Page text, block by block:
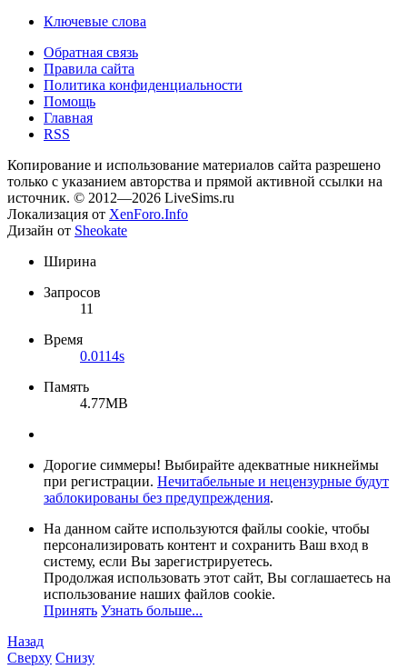
Ключевые слова
Обратная связь
Правила сайта
Политика конфиденциальности
Помощь
Главная
RSS
Копирование и использование материалов сайта разрешено
только с указанием авторства и прямой активной ссылки на
источник. © 2012—2026 LiveSims.ru
Локализация от XenForo.Info
Дизайн от Sheokate
Ширина
Запросов
11
Время
0.0114s
Память
4.77MB
Дорогие симмеры! Выбирайте адекватные никнеймы
при регистрации. Нечитабельные и нецензурные будут
заблокированы без предупреждения.
На данном сайте используются файлы cookie, чтобы
персонализировать контент и сохранить Ваш вход в
систему, если Вы зарегистрируетесь.
Продолжая использовать этот сайт, Вы соглашаетесь на
использование наших файлов cookie.
Принять Узнать больше...
Назад
Сверху Снизу